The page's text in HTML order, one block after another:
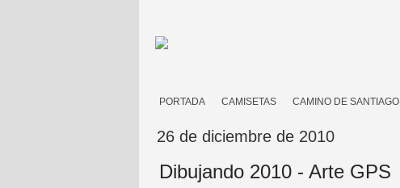
PORTADA CAMISETAS CAMINO DE SANTIAGO
26 de diciembre de 2010
Dibujando 2010 - Arte GPS